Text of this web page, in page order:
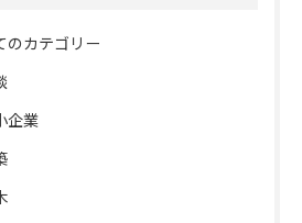
のカテゴリー
企業